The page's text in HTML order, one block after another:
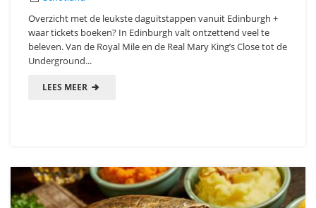
Overzicht met de leukste daguitstappen vanuit Edinburgh +
waar tickets boeken? In Edinburgh valt ontzettend veel te
beleven. Van de Royal Mile en de Real Mary King’s Close tot de
Underground...
LEES MEER